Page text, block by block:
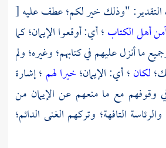
التقدير: "وذلك خير لكم؛ عطف عليه[
أهل الكتاب؛ أي: أوقعوا الإيمان؛ كما
ما أنزل عليهم في كتابهم؛ وغيره؛ ولم
لكان؛ أي: الإيمان؛خيرا لهم ؛ إشارة
وقوفهم مع ما منعهم عن الإيمان من
التافهة؛ وتركهم الغنى الدائم؛